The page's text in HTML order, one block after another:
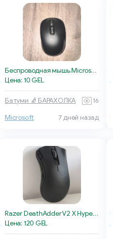
Беспроводная мышь Microsoft Bluetooth
Цена: 10 GEL
Батуми 🧦 БАРАХОЛКА 16
Microsoft 7 дней назад
Razer DeathAdder V2 X HyperSpeed
Цена: 120 GEL